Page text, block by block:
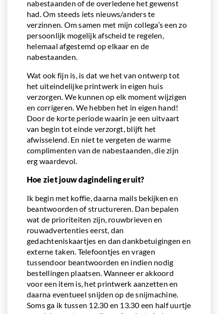
nabestaanden of de overledene het gewenst
had. Om steeds iets nieuws/anders te
verzinnen. Om samen met mijn collega’s een zo
persoonlijk mogelijk afscheid te regelen,
helemaal afgestemd op elkaar en de
nabestaanden.
Wat ook fijn is, is dat we het van ontwerp tot
het uiteindelijke printwerk in eigen huis
verzorgen. We kunnen op elk moment wijzigen
en corrigeren. We hebben het in eigen hand!
Door de korte periode waarin je een uitvaart
van begin tot einde verzorgt, blijft het
afwisselend. En niet te vergeten de warme
complimenten van de nabestaanden, die zijn
erg waardevol.
Hoe ziet jouw dagindeling eruit?
Ik begin met koffie, daarna mails bekijken en
beantwoorden of structureren. Dan bepalen
wat de prioriteiten zijn, rouwbrieven en
rouwadvertenties eerst, dan
gedachteniskaartjes en dan dankbetuigingen en
externe taken. Telefoontjes en vragen
tussendoor beantwoorden en indien nodig
bestellingen plaatsen. Wanneer er akkoord
voor een item is, het printwerk aanzetten en
daarna eventueel snijden op de snijmachine.
Soms ga ik tussen 12.30 en 13.30 een half uurtje